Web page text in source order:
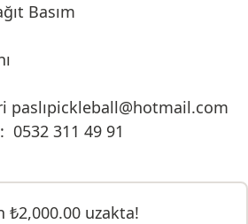
Basım
paslıpickleball@hotmail.com
0532 311 49 91
₺2,000.00 uzakta!